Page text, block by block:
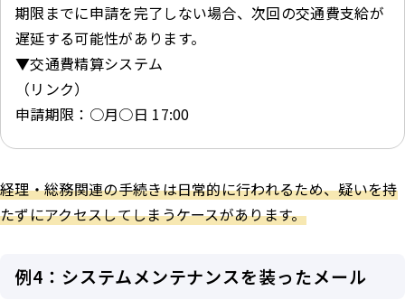
期限までに申請を完了しない場合、次回の交通費支給が
遅延する可能性があります。
▼交通費精算システム
（リンク）
申請期限：○月○日 17:00
経理・総務関連の手続きは日常的に行われるため、疑いを持
たずにアクセスしてしまうケースがあります。
例4：システムメンテナンスを装ったメール